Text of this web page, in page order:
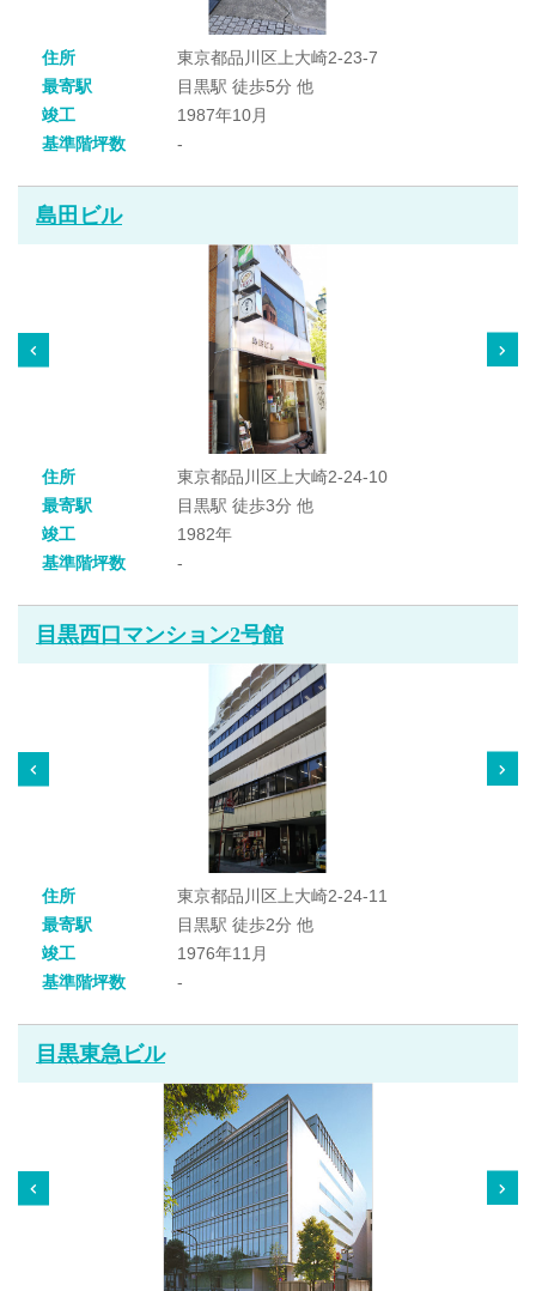
住所
東京都品川区上大崎2-23-7
最寄駅
目黒駅 徒歩5分 他
竣工
1987年10月
基準階坪数
-
島田ビル
住所
東京都品川区上大崎2-24-10
最寄駅
目黒駅 徒歩3分 他
竣工
1982年
基準階坪数
-
目黒西口マンション2号館
住所
東京都品川区上大崎2-24-11
最寄駅
目黒駅 徒歩2分 他
竣工
1976年11月
基準階坪数
-
目黒東急ビル